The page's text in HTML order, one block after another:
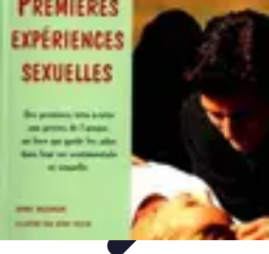
Plongée et Jet
Plongée
ÉquipementTechniques Techniques de PlongéeTutoriels
Plongée et Jet